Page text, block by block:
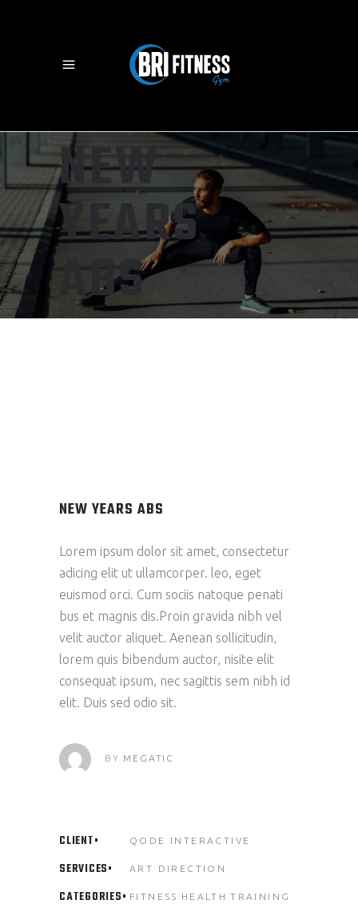
NEW
YEARS
ABS
NEW YEARS ABS
Lorem ipsum dolor sit amet, consectetur
adicing elit ut ullamcorper. leo, eget
euismod orci. Cum sociis natoque penati
bus et magnis dis.Proin gravida nibh vel
velit auctor aliquet. Aenean sollicitudin,
lorem quis bibendum auctor, nisite elit
consequat ipsum, nec sagittis sem nibh id
elit. Duis sed odio sit.
BY MEGATIC
CLIENT QODE INTERACTIVE
SERVICES ART DIRECTION
CATEGORIES FITNESS HEALTH TRAINING